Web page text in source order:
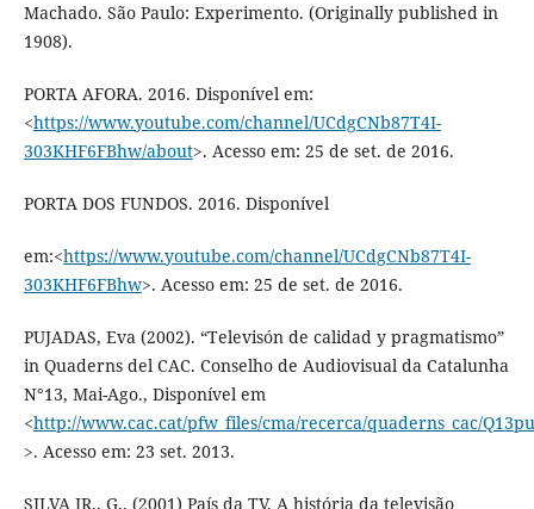
Machado. São Paulo: Experimento. (Originally published in
1908).
PORTA AFORA. 2016. Disponível em:
<https://www.youtube.com/channel/UCdgCNb87T4I-
303KHF6FBhw/about>. Acesso em: 25 de set. de 2016.
PORTA DOS FUNDOS. 2016. Disponível
em:<https://www.youtube.com/channel/UCdgCNb87T4I-
303KHF6FBhw>. Acesso em: 25 de set. de 2016.
PUJADAS, Eva (2002). “Televisón de calidad y pragmatismo”
in Quaderns del CAC. Conselho de Audiovisual da Catalunha
N°13, Mai-Ago., Disponível em
<http://www.cac.cat/pfw_files/cma/recerca/quaderns_cac/
>. Acesso em: 23 set. 2013.
SILVA JR., G.. (2001) País da TV. A história da televisão